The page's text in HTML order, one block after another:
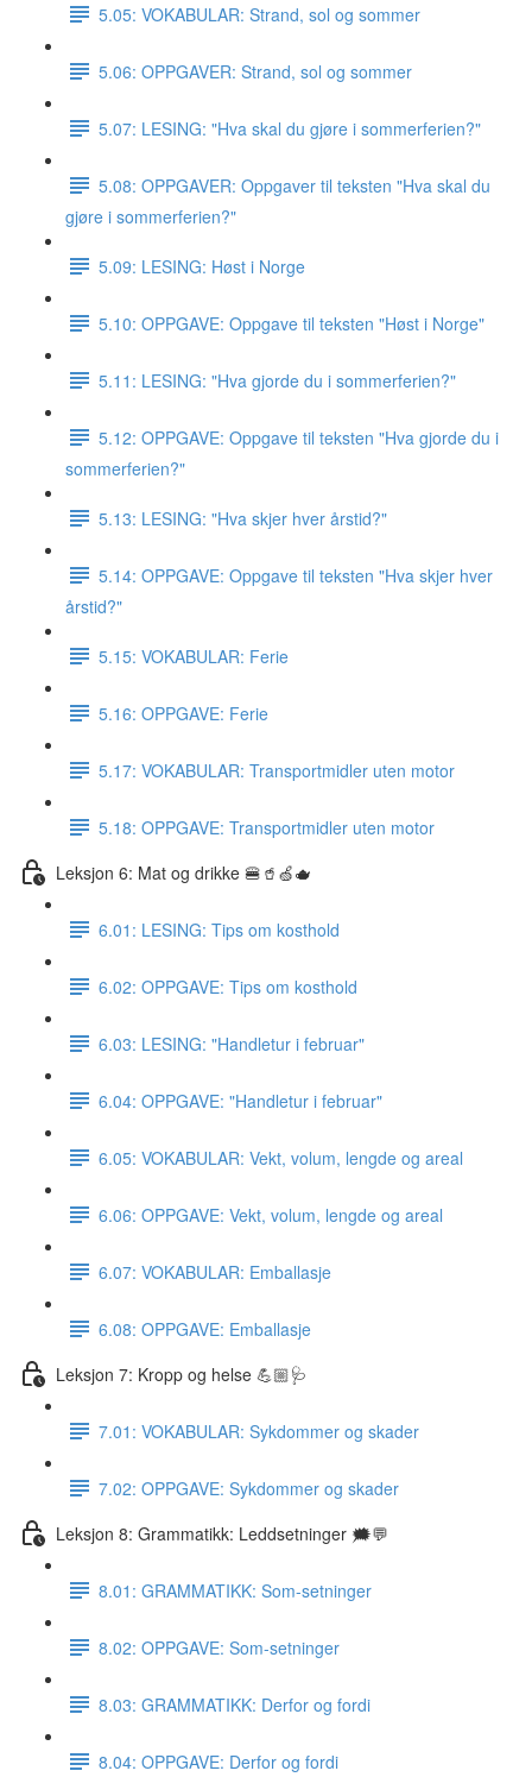
5.05: VOKABULAR: Strand, sol og sommer
5.06: OPPGAVER: Strand, sol og sommer
5.07: LESING: "Hva skal du gjøre i sommerferien?"
5.08: OPPGAVER: Oppgaver til teksten "Hva skal du
gjøre i sommerferien?"
5.09: LESING: Høst i Norge
5.10: OPPGAVE: Oppgave til teksten "Høst i Norge"
5.11: LESING: "Hva gjorde du i sommerferien?"
5.12: OPPGAVE: Oppgave til teksten "Hva gjorde du i
sommerferien?"
5.13: LESING: "Hva skjer hver årstid?"
5.14: OPPGAVE: Oppgave til teksten "Hva skjer hver
årstid?"
5.15: VOKABULAR: Ferie
5.16: OPPGAVE: Ferie
5.17: VOKABULAR: Transportmidler uten motor
5.18: OPPGAVE: Transportmidler uten motor
Leksjon 6: Mat og drikke 🍔🥤🍏🫖
6.01: LESING: Tips om kosthold
6.02: OPPGAVE: Tips om kosthold
6.03: LESING: "Handletur i februar"
6.04: OPPGAVE: "Handletur i februar"
6.05: VOKABULAR: Vekt, volum, lengde og areal
6.06: OPPGAVE: Vekt, volum, lengde og areal
6.07: VOKABULAR: Emballasje
6.08: OPPGAVE: Emballasje
Leksjon 7: Kropp og helse 💪🏼🩺
7.01: VOKABULAR: Sykdommer og skader
7.02: OPPGAVE: Sykdommer og skader
Leksjon 8: Grammatikk: Leddsetninger 🗯💬
8.01: GRAMMATIKK: Som-setninger
8.02: OPPGAVE: Som-setninger
8.03: GRAMMATIKK: Derfor og fordi
8.04: OPPGAVE: Derfor og fordi